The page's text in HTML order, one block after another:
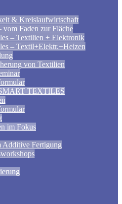
& Kreislaufwirtschaft
vom Faden zur Fläche
– Textilien + Elektronik
– Textil+Elektr.+Heizen
von Textilien
TEXTILES
im Fokus
Additive Fertigung